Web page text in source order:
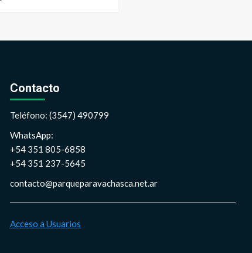
Contacto
Teléfono: (3547) 490799
WhatsApp:
+54 351 805-6858
+54 351 237-5645
contacto@parqueparavachasca.net.ar
Acceso a Usuarios